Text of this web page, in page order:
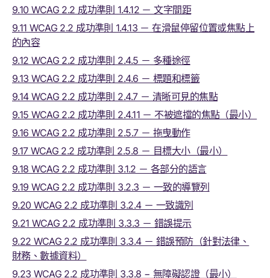
9.10 WCAG 2.2 成功準則 1.4.12 － 文字間距
9.11 WCAG 2.2 成功準則 1.4.13 － 在滑鼠停留位置或焦點上
的內容
9.12 WCAG 2.2 成功準則 2.4.5 － 多種途徑
9.13 WCAG 2.2 成功準則 2.4.6 － 標題和標籤
9.14 WCAG 2.2 成功準則 2.4.7 － 清晰可見的焦點
9.15 WCAG 2.2 成功準則 2.4.11 － 不被遮擋的焦點（最小）
9.16 WCAG 2.2 成功準則 2.5.7 － 拖曳動作
9.17 WCAG 2.2 成功準則 2.5.8 － 目標大小（最小）
9.18 WCAG 2.2 成功準則 3.1.2 － 各部分的語言
9.19 WCAG 2.2 成功準則 3.2.3 － 一致的導覽列
9.20 WCAG 2.2 成功準則 3.2.4 － 一致識別
9.21 WCAG 2.2 成功準則 3.3.3 － 錯誤提示
9.22 WCAG 2.2 成功準則 3.3.4 － 錯誤預防（針對法律、
財務、數據資料）
9.23 WCAG 2.2 成功準則 3.3.8 − 無障礙認證（最小）